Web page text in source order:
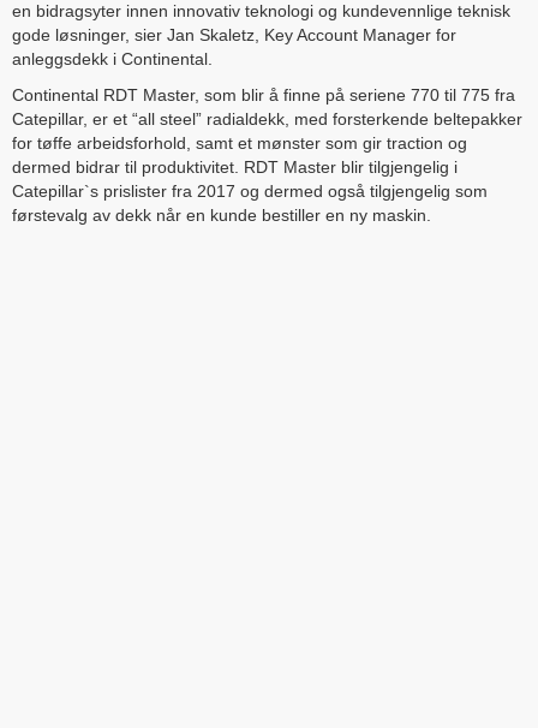
en bidragsyter innen innovativ teknologi og kundevennlige teknisk
gode løsninger, sier Jan Skaletz, Key Account Manager for
anleggsdekk i Continental.
Continental RDT Master, som blir å finne på seriene 770 til 775 fra
Catepillar, er et “all steel” radialdekk, med forsterkende beltepakker
for tøffe arbeidsforhold, samt et mønster som gir traction og
dermed bidrar til produktivitet. RDT Master blir tilgjengelig i
Catepillar`s prislister fra 2017 og dermed også tilgjengelig som
førstevalg av dekk når en kunde bestiller en ny maskin.